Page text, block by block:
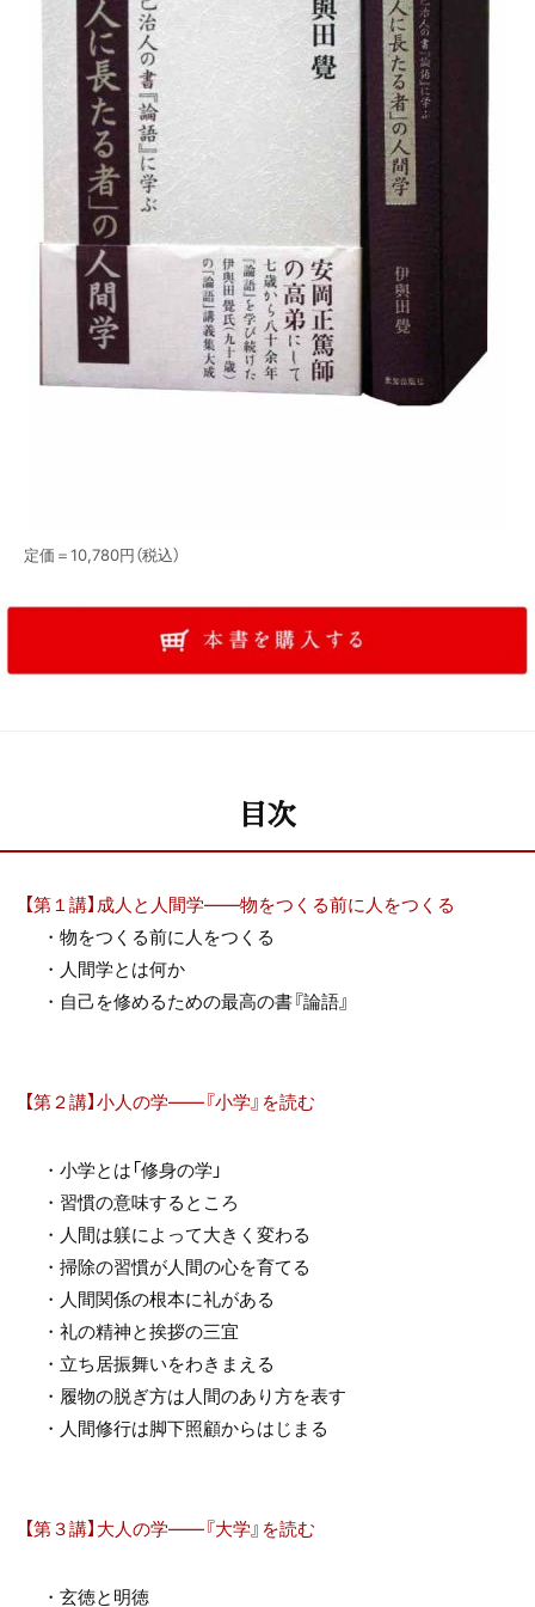
定価＝10,780円（税込）
目次
【第１講】成人と人間学――物をつくる前に人をつくる
・物をつくる前に人をつくる
・人間学とは何か
・自己を修めるための最高の書『論語』
【第２講】小人の学――『小学』を読む
・小学とは「修身の学」
・習慣の意味するところ
・人間は躾によって大きく変わる
・掃除の習慣が人間の心を育てる
・人間関係の根本に礼がある
・礼の精神と挨拶の三宜
・立ち居振舞いをわきまえる
・履物の脱ぎ方は人間のあり方を表す
・人間修行は脚下照顧からはじまる
【第３講】大人の学――『大学』を読む
・玄徳と明徳